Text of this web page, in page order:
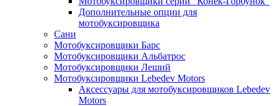
Дополнительные опции для
мотобуксировщика
Сани
Мотобуксировщики Барс
Мотобуксировщики Альбатрос
Мотобуксировщики Леший
Мотобуксировщики Lebedev Motors
Аксессуары для мотобуксировщиков Lebedev
Motors